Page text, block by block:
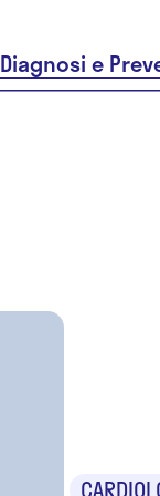
Diagnosi e